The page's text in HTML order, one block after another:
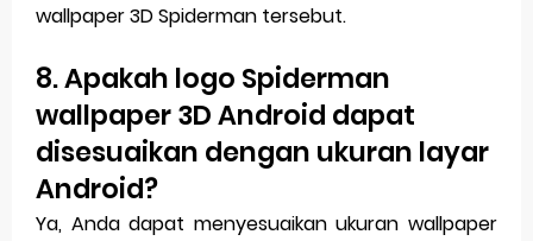
wallpaper 3D Spiderman tersebut.
8. Apakah logo Spiderman
wallpaper 3D Android dapat
disesuaikan dengan ukuran layar
Android?
Ya, Anda dapat menyesuaikan ukuran wallpaper